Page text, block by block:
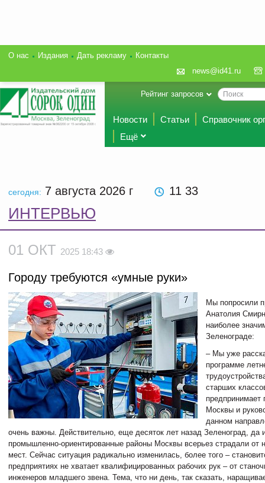
О нас Издания Дать рекламу
Контакты
news@id41.ru
Рейтинг запросов
Новости Статьи
Справочник
Ещё
сегодня: 7 августа 2026 г 11 33
ИНТЕРВЬЮ
01 ОКТ 2025 18:43
Городу требуются «умные руки»
Мы попросили
Анатолия
наиболее
Зеленограде:
– Мы уже
программе
старших
предпринимает
Москвы и
данном
очень важны. Действительно, еще десяток лет назад Зеленоград, да
промышленно-ориентированные районы Москвы всерьез страдали от
мест. Сейчас ситуация радикально изменилась, более того –
предприятиях не хватает квалифицированных рабочих рук – от
инженеров младшего звена. Тема, что ни день, так сказать,